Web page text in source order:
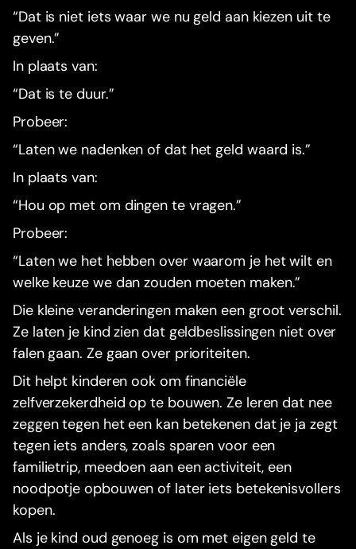
“Dat is niet iets waar we nu geld aan kiezen uit te
geven.”
In plaats van:
“Dat is te duur.”
Probeer:
“Laten we nadenken of dat het geld waard is.”
In plaats van:
“Hou op met om dingen te vragen.”
Probeer:
“Laten we het hebben over waarom je het wilt en
welke keuze we dan zouden moeten maken.”
Die kleine veranderingen maken een groot verschil.
Ze laten je kind zien dat geldbeslissingen niet over
falen gaan. Ze gaan over prioriteiten.
Dit helpt kinderen ook om financiële
zelfverzekerdheid op te bouwen. Ze leren dat nee
zeggen tegen het een kan betekenen dat je ja zegt
tegen iets anders, zoals sparen voor een
familietrip, meedoen aan een activiteit, een
noodpotje opbouwen of later iets betekenisvollers
kopen.
Als je kind oud genoeg is om met eigen geld te